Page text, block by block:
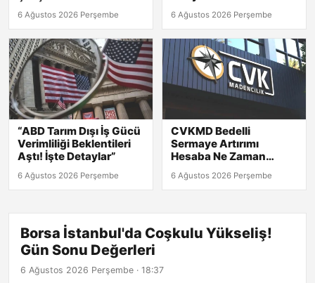
Açıklamalar
6 Ağustos 2026 Perşembe 6 Ağustos 2026 Perşembe
“ABD Tarım Dışı İş Gücü
Verimliliği Beklentileri
Aştı! İşte Detaylar”
6 Ağustos 2026 Perşembe
CVKMD Bedelli
Sermaye Artırımı
Hesaba Ne Zaman
Hakkı Tarihleri
Açıklandı!
6 Ağustos 2026 Perşembe
Borsa İstanbul'da Coşkulu Yükseliş!
Gün Sonu Değerleri
6 Ağustos 2026 Perşembe · 18:37